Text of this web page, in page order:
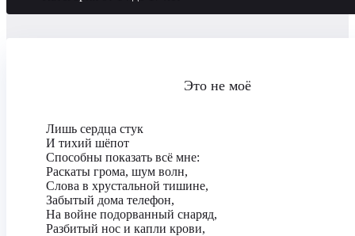
Это не моё
Лишь сердца стук
И тихий шёпот
Способны показать всё мне:
Раскаты грома, шум волн,
Слова в хрустальной тишине,
Забытый дома телефон,
На войне подорванный снаряд,
Разбитый нос и капли крови,